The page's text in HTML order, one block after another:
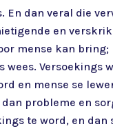
En dan veral die
en
mense kan bring;
wees. Versoekings
en mense se
probleme en
te word, en dan